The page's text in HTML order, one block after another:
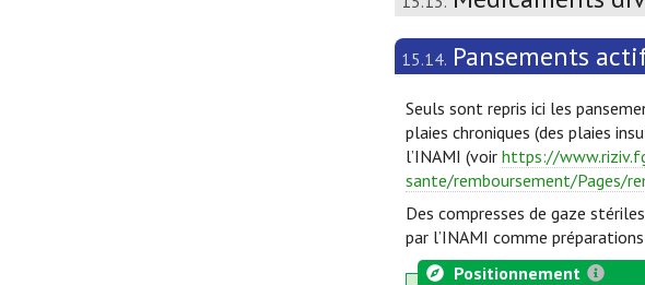
15.14. Pansements
Seuls sont repris ici les
plaies chroniques (des plaies
l’INAMI (voir https://
sante/remboursement/Pages/
Des compresses de gaze
par l’INAMI comme
Positionnement